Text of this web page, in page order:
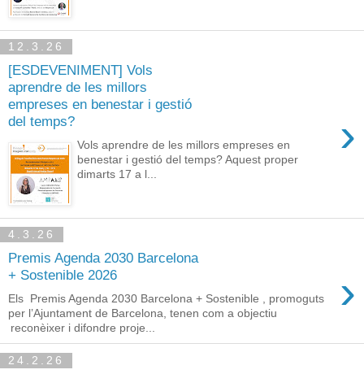
12.3.26
[ESDEVENIMENT] Vols
aprendre de les millors
empreses en benestar i gestió
del temps?
›
Vols aprendre de les millors empreses en
benestar i gestió del temps? Aquest proper
dimarts 17 a l...
4.3.26
Premis Agenda 2030 Barcelona
+ Sostenible 2026
›
Els Premis Agenda 2030 Barcelona + Sostenible , promoguts
per l’Ajuntament de Barcelona, tenen com a objectiu
reconèixer i difondre proje...
24.2.26